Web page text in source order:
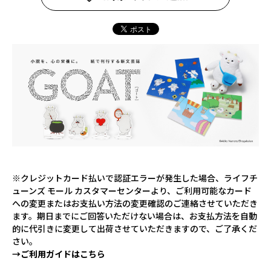
※クレジットカード払いで認証エラーが発生した場合、ライフチ
ューンズ モール カスタマーセンターより、ご利用可能なカード
への変更またはお支払い方法の変更確認のご連絡させていただき
ます。期日までにご回答いただけない場合は、お支払方法を自動
的に代引きに変更して出荷させていただきますので、ご了承くだ
さい。
→ご利用ガイドはこちら